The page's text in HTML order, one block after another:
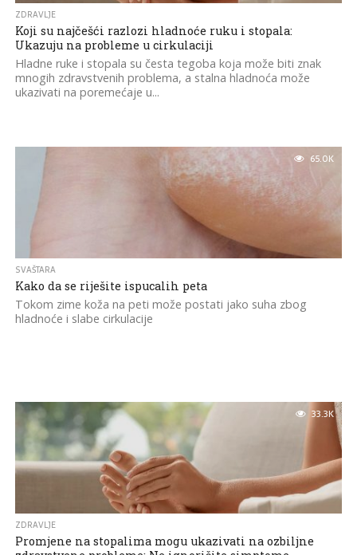
ZDRAVLJE
Koji su najčešći razlozi hladnoće ruku i stopala:
Ukazuju na probleme u cirkulaciji
Hladne ruke i stopala su česta tegoba koja može biti znak
mnogih zdravstvenih problema, a stalna hladnoća može
ukazivati na poremećaje u...
65.0K
SVAŠTARA
Kako da se riješite ispucalih peta
Tokom zime koža na peti može postati jako suha zbog
hladnoće i slabe cirkulacije
33.3K
ZDRAVLJE
Promjene na stopalima mogu ukazivati na ozbiljne